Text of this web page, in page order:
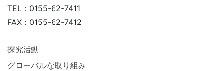
TEL：0155-62-7411
FAX：0155-62-7412
探究活動
グローバルな取り組み